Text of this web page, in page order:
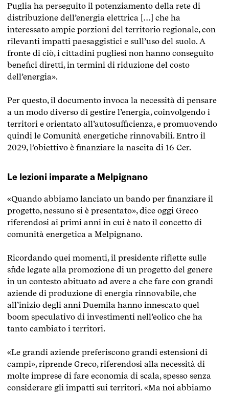
Puglia ha perseguito il potenziamento della rete di
distribuzione dell’energia elettrica […] che ha
interessato ampie porzioni del territorio regionale, con
rilevanti impatti paesaggistici e sull’uso del suolo. A
fronte di ciò, i cittadini pugliesi non hanno conseguito
benefici diretti, in termini di riduzione del costo
dell’energia».
Per questo, il documento invoca la necessità di pensare
a un modo diverso di gestire l’energia, coinvolgendo i
territori e orientato all’autosufficienza, e promuovendo
quindi le Comunità energetiche rinnovabili. Entro il
2029, l’obiettivo è finanziare la nascita di 16 Cer.
Le lezioni imparate a Melpignano
«Quando abbiamo lanciato un bando per finanziare il
progetto, nessuno si è presentato», dice oggi Greco
riferendosi ai primi anni in cui è nato il concetto di
comunità energetica a Melpignano.
Ricordando quei momenti, il presidente riflette sulle
sfide legate alla promozione di un progetto del genere
in un contesto abituato ad avere a che fare con grandi
aziende di produzione di energia rinnovabile, che
all’inizio degli anni Duemila hanno innescato quel
boom speculativo di investimenti nell’eolico che ha
tanto cambiato i territori.
«Le grandi aziende preferiscono grandi estensioni di
campi», riprende Greco, riferendosi alla necessità di
molte imprese di fare economia di scala, spesso senza
considerare gli impatti sui territori. «Ma noi abbiamo